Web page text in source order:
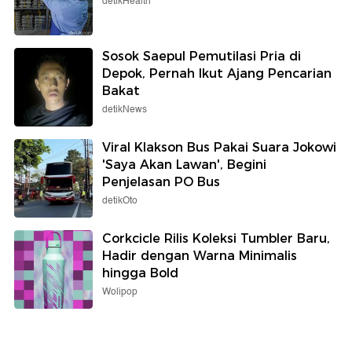
Sosok Saepul Pemutilasi Pria di
Depok, Pernah Ikut Ajang Pencarian
Bakat
detikNews
Viral Klakson Bus Pakai Suara Jokowi
'Saya Akan Lawan', Begini
Penjelasan PO Bus
detikOto
Corkcicle Rilis Koleksi Tumbler Baru,
Hadir dengan Warna Minimalis
hingga Bold
Wolipop